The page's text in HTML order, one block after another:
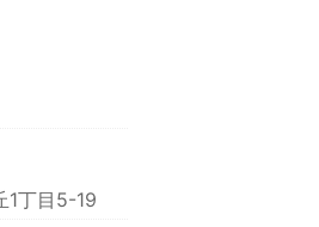
1丁目5-19